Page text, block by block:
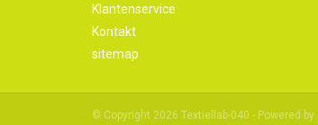
Klantenservice
Kontakt
sitemap
© Copyright 2026 Textiellab-040 - Powered by